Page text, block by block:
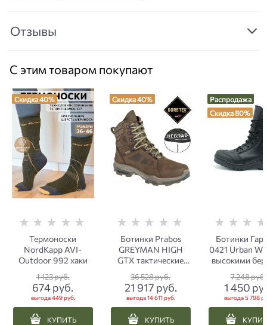
Отзывы
С этим товаром покупают
Скидка 40%
Термоноски
NordKapp AVI-
Outdoor 992 хаки
1 123 руб.
674 руб.
выгода449 руб.
КУПИТЬ
Скидка 40%
Ботинки Prabos
GREYMAN HIGH
GTX тактические
коричневые
36 528 руб.
21 917 руб.
выгода14 611 руб.
КУПИТЬ
Распродажа
Скидка 80%
Ботинки
0421 Urban
высокими
7 248 руб.
1 450
выгода5 798